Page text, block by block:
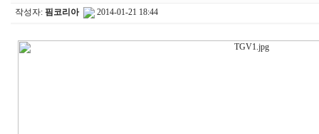
작성자: 핌코리아 2014-01-21 18:44